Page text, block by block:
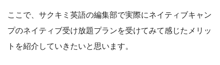
ここで、サクキミ英語の編集部で実際にネイティブキャン
プのネイティブ受け放題プランを受けてみて感じたメリッ
トを紹介していきたいと思います。